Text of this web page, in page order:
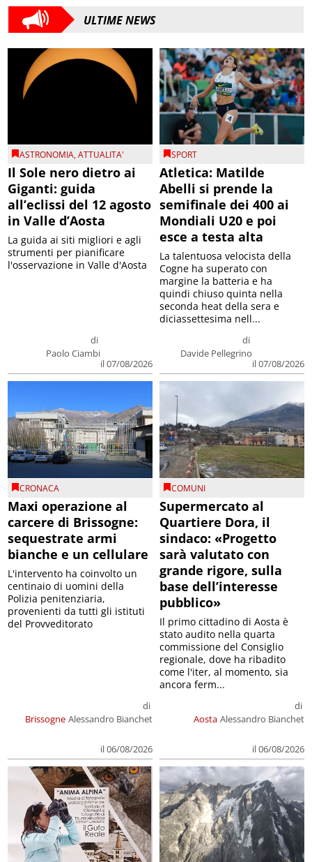
ULTIME NEWS
ASTRONOMIA,ATTUALITA'
Il Sole nero dietro ai
Giganti: guida
all’eclissi del 12 agosto
in Valle d’Aosta
di
Paolo Ciambi
il 07/08/2026
La guida ai siti migliori e agli
strumenti per pianificare
l'osservazione in Valle d'Aosta
SPORT
Atletica: Matilde
Abelli si prende la
semifinale dei 400 ai
Mondiali U20 e poi
esce a testa alta
di
Davide Pellegrino
il 07/08/2026
La talentuosa velocista della
Cogne ha superato con
margine la batteria e ha
quindi chiuso quinta nella
seconda heat della sera e
diciassettesima nell...
CRONACA
Maxi operazione al
carcere di Brissogne:
sequestrate armi
bianche e un cellulare
Brissogne
di
Alessandro Bianchet
il 06/08/2026
L'intervento ha coinvolto un
centinaio di uomini della
Polizia penitenziaria,
provenienti da tutti gli istituti
del Provveditorato
COMUNI
Supermercato al
Quartiere Dora, il
sindaco: «Progetto
sarà valutato con
grande rigore, sulla
base dell’interesse
pubblico»
Aosta
di
Alessandro Bianchet
il 06/08/2026
Il primo cittadino di Aosta è
stato audito nella quarta
commissione del Consiglio
regionale, dove ha ribadito
come l'iter, al momento, sia
ancora ferm...